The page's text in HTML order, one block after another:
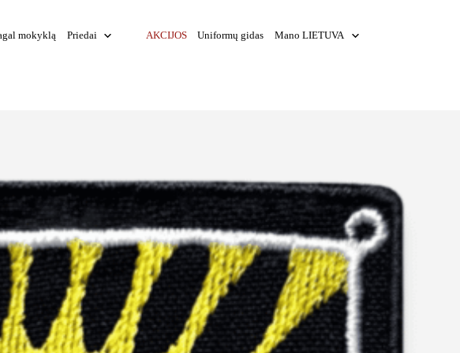
mokyklą Priedai AKCIJOS Uniformų gidas Mano LIETUVA